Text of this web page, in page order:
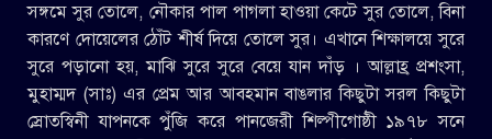
সঙ্গমে সুর তোলে, নৌকার পাল পাগলা হাওয়া কেটে সুর তোলে, বিনা
কারণে দোয়েলের ঠোঁট শীর্ষ দিয়ে তোলে সুর। এখানে শিক্ষালয়ে সুরে
সুরে পড়ানো হয়, মাঝি সুরে সুরে বেয়ে যান দাঁড় । আল্লাহ্র প্রশংসা,
মুহাম্মদ (সাঃ) এর প্রেম আর আবহমান বাঙলার কিছুটা সরল কিছুটা
স্রোতস্বিনী যাপনকে পুঁজি করে পানজেরী শিল্পীগোষ্ঠী ১৯৭৮ সনে